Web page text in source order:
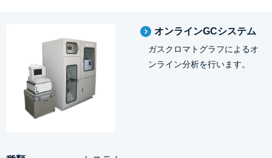
オンラインGCシステム
ガスクロマトグラフによるオ
ンライン分析を行います。